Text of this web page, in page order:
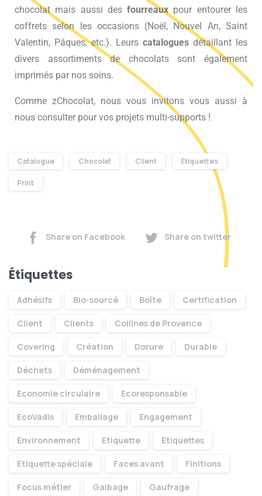
chocolat mais aussi des fourreauxpour entourer les
coffrets selon les occasions (Noël, Nouvel An, Saint
Valentin, Pâques, etc.). Leurs catalogues détaillant les
divers assortiments de chocolats sont également
imprimés par nos soins.
Comme zChocolat, nous vous invitons vous aussi à
nous consulter pour vos projets multi-supports !
Catalogue Chocolat Client Etiquettes
Print
Share on Facebook Share on twitter
Étiquettes
Adhésifs Bio-sourcé Boîte Certification
Client Clients Collines de Provence
Covering Création Dorure Durable
Déchets Déménagement
Economie circulaire Ecoresponsable
EcoVadis Emballage Engagement
Environnement Etiquette Etiquettes
Etiquette spéciale Faces avant Finitions
Focus métier Galbage Gaufrage